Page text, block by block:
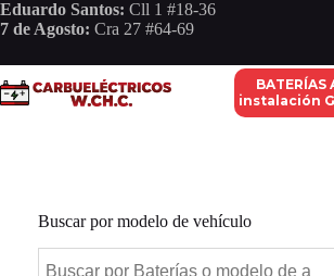
Saltar
al
Eduardo Santos: Cll 1 #18-36
7 de Agosto: Cra 27 #64-69
BATERÍAS
instalación
Buscar por modelo de vehículo